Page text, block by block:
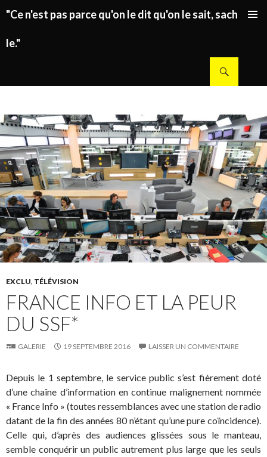
"Ce n'est pas parce qu'on le dit qu'on le sait, sachez
le."
EXCLU, TÉLÉVISION
FRANCE INFO ET LA PEUR
DU SSF*
GALERIE 19 SEPTEMBRE 2016 LAISSER UN COMMENTAIRE
Depuis le 1 septembre, le service public s’est fièrement doté
d’une chaîne d’information en continue malignement nommée
« France Info » (toutes ressemblances avec une station de radio
datant de la fin des années 80 n’étant qu’une pure coïncidence).
Celle qui, d’après des audiences glissées sous le manteau,
semble conquérir un public autrement plus large que les seuls